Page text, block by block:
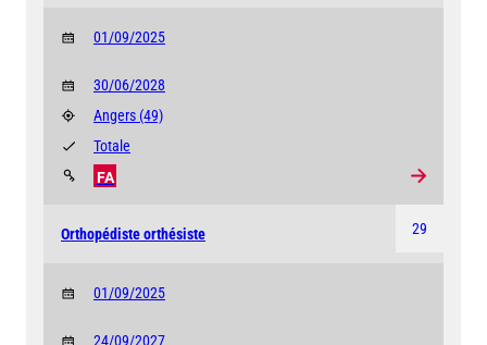
01/09/2025
30/06/2028
Angers (49)
FA
Totale
29
Orthopédiste orthésiste
01/09/2025
24/09/2027